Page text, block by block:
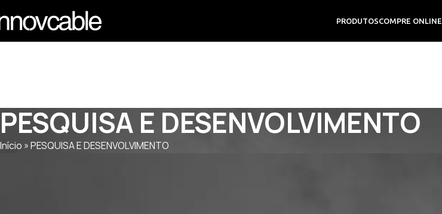
PRODUTOSCOMPRE ONLINE
PESQUISA E DESENVOLVIMENTO
Início »PESQUISA E DESENVOLVIMENTO